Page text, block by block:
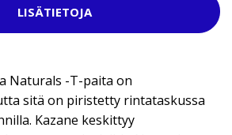
LISÄTIETOJA
Naturals -T-paita on
sitä on piristetty rintataskussa
Kazane keskittyy